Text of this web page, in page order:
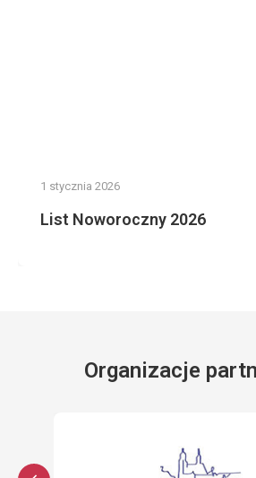
1 stycznia 2026
List Noworoczny 2026
Organizacje